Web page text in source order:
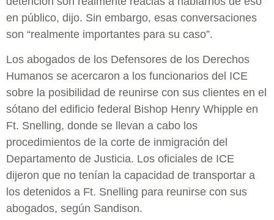
en público, dijo. Sin embargo, esas conversaciones
son “realmente importantes para su caso”.
Los abogados de los Defensores de los Derechos
Humanos se acercaron a los funcionarios del ICE
sobre la posibilidad de reunirse con sus clientes en el
sótano del edificio federal Bishop Henry Whipple en
Ft. Snelling, donde se llevan a cabo los
procedimientos de la corte de inmigración del
Departamento de Justicia. Los oficiales de ICE
dijeron que no tenían la capacidad de transportar a
los detenidos a Ft. Snelling para reunirse con sus
abogados, según Sandison.